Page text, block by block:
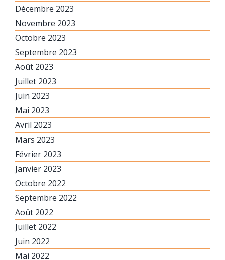
Décembre 2023
Novembre 2023
Octobre 2023
Septembre 2023
Août 2023
Juillet 2023
Juin 2023
Mai 2023
Avril 2023
Mars 2023
Février 2023
Janvier 2023
Octobre 2022
Septembre 2022
Août 2022
Juillet 2022
Juin 2022
Mai 2022